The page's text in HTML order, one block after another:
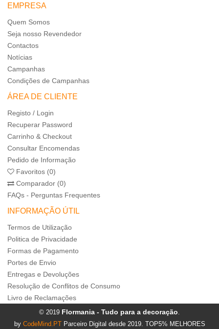
EMPRESA
Quem Somos
Seja nosso Revendedor
Contactos
Notícias
Campanhas
Condições de Campanhas
ÁREA DE CLIENTE
Registo / Login
Recuperar Password
Carrinho & Checkout
Consultar Encomendas
Pedido de Informação
Favoritos (0)
Comparador (0)
FAQs - Perguntas Frequentes
INFORMAÇÃO ÚTIL
Termos de Utilização
Politica de Privacidade
Formas de Pagamento
Portes de Envio
Entregas e Devoluções
Resolução de Conflitos de Consumo
Livro de Reclamações
© 2019 Flormania - Tudo para a decoração.
by CodeMind.PT Parceiro Digital desde 2019. TOP5% MELHORES